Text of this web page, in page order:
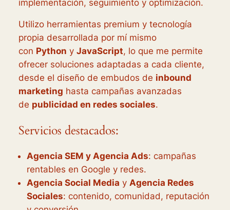
implementación, seguimiento y optimización.
Utilizo herramientas premium y tecnología
propia desarrollada por mí mismo
con Python y JavaScript, lo que me permite
ofrecer soluciones adaptadas a cada cliente,
desde el diseño de embudos de inbound
marketing hasta campañas avanzadas
de publicidad en redes sociales.
Servicios destacados:
Agencia SEM y Agencia Ads: campañas
rentables en Google y redes.
Agencia Social Media y Agencia Redes
Sociales: contenido, comunidad, reputación